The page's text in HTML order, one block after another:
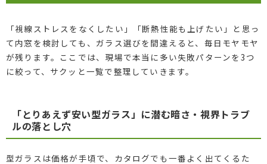
「視線ストレスをなくしたい」「断熱性能も上げたい」と思っ
て内窓を検討しても、ガラス選びを間違えると、毎日モヤモヤ
が残ります。ここでは、現場で本当に多い失敗パターンを3つ
に絞って、サクッと一覧で整理していきます。
「とりあえず安い型ガラス」に潜む暗さ・視界トラブ
ルの落とし穴
型ガラスは価格が手頃で、カタログでも一番よく出てくるた